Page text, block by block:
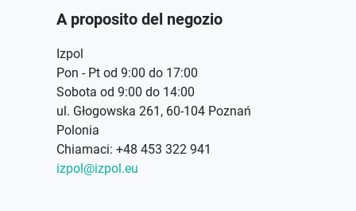
A proposito del negozio
Izpol
Pon - Pt od 9:00 do 17:00
Sobota od 9:00 do 14:00
ul. Głogowska 261, 60-104 Poznań
Polonia
Chiamaci: +48 453 322 941
izpol@izpol.eu